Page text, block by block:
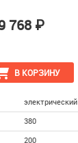
В КОРЗИНУ
768 ₽
электрический
380
200